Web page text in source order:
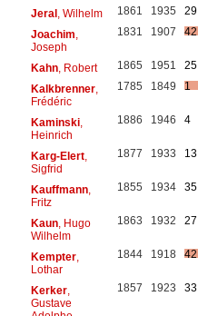
Jeral, Wilhelm 1861 1935
29
Joachim
Joseph
1831 1907 42
Kahn, Robert 1865 1951
25
Kalkbrenner,
Frédéric
1785 1849 1
Kaminski,
Heinrich
1886 1946 4
Karg-Elert,
Sigfrid
1877 1933 13
Kauffmann,
Fritz
1855 1934 35
Kaun, Hugo
Wilhelm
1863 1932 27
Kempter,
Lothar
1844 1918 42
Kerker,
Gustave
1857 1923 33